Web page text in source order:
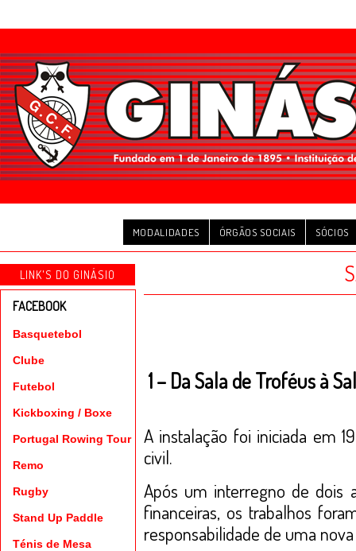
MODALIDADES ÓRGÃOS SOCIAIS SÓCIOS
LINK'S DO GINÁSIO
FACEBOOK
Basquetebol
Clube
Futebol
Kickboxing / Boxe
Portugal Rowing Tour
Remo
Rugby
Stand Up Paddle
Ténis de Mesa
1 – Da Sala de Troféus à
A instalação foi iniciada em
civil.
Após um interregno de dois
financeiras, os trabalhos
responsabilidade de uma